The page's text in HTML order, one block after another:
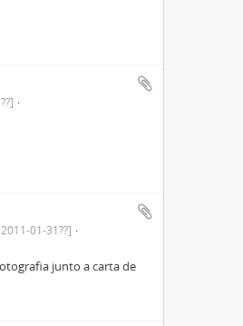
01-31??]
junto a carta de